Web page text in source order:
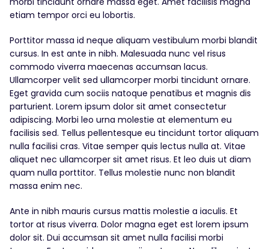
etiam tempor orci eu lobortis.
Porttitor massa id neque aliquam vestibulum morbi blandit
cursus. In est ante in nibh. Malesuada nunc vel risus
commodo viverra maecenas accumsan lacus.
Ullamcorper velit sed ullamcorper morbi tincidunt ornare.
Eget gravida cum sociis natoque penatibus et magnis dis
parturient. Lorem ipsum dolor sit amet consectetur
adipiscing. Morbi leo urna molestie at elementum eu
facilisis sed. Tellus pellentesque eu tincidunt tortor aliquam
nulla facilisi cras. Vitae semper quis lectus nulla at. Vitae
aliquet nec ullamcorper sit amet risus. Et leo duis ut diam
quam nulla porttitor. Tellus molestie nunc non blandit
massa enim nec.
Ante in nibh mauris cursus mattis molestie a iaculis. Et
tortor at risus viverra. Dolor magna eget est lorem ipsum
dolor sit. Dui accumsan sit amet nulla facilisi morbi